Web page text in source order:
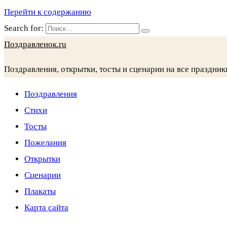
Перейти к содержанию
Search for:
Поздравленок.ru
Поздравления, открытки, тосты и сценарии на все
Поздравления
Стихи
Тосты
Пожелания
Открытки
Сценарии
Плакаты
Карта сайта